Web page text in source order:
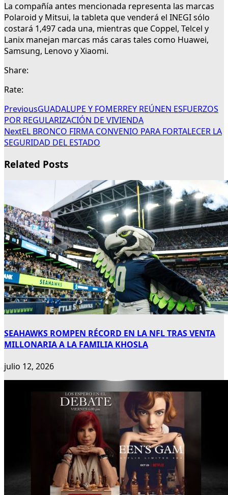
La compañía antes mencionada representa las marcas
Polaroid y Mitsui, la tableta que venderá el INEGI sólo
costará 1,497 cada una, mientras que Coppel, Telcel y
Lanix manejan marcas más caras tales como Huawei,
Samsung, Lenovo y Xiaomi.
Share:
Rate:
PreviousGUADALUPE Y FOMERREY REÚNEN ESFUERZOS
POR REGULARIZACIÓN DE VIVIENDA
NextEL BRONCO FIRMA CONVENIO PARA FORTALECER LA
SEGURIDAD DEL ESTADO
Related Posts
SEAHAWKS ROMPEN RÉCORD EN LA NFL TRAS VENTA
MILLONARIA A LA FAMILIA KHOSLA
julio 12, 2026